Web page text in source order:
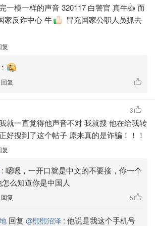
一模一样的声音 320117 白警官 真牛👍 而
家反诈中心 牛
冒充国家公职人员抓去
复
:
回复
就一直觉得他声音不对 我就搜 他在给我转
好搜到了这个帖子 原来真的是诈骗！！！
复
3
: 嗯嗯，一开口就是中文的不要接，你一个
么知道你是中国人
回复 5
回复 @熙熙沼泽 : 他说是我这个手机号